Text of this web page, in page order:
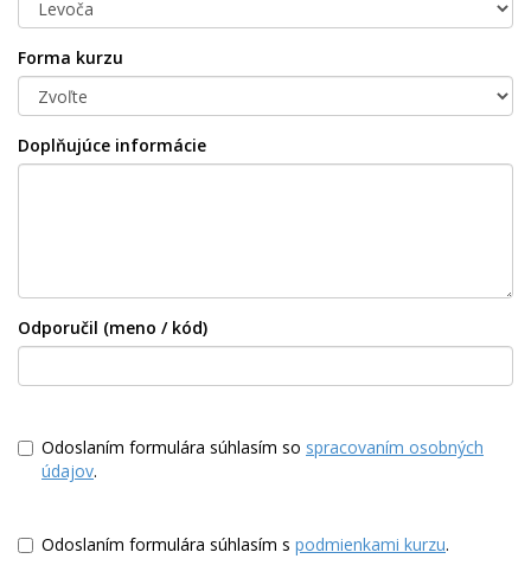
Forma kurzu
Doplňujúce informácie
Odporučil (meno / kód)
Odoslaním formulára súhlasím so spracovaním osobných
údajov.
Odoslaním formulára súhlasím s podmienkami kurzu.